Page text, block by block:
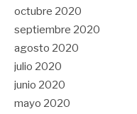
octubre 2020
septiembre 2020
agosto 2020
julio 2020
junio 2020
mayo 2020